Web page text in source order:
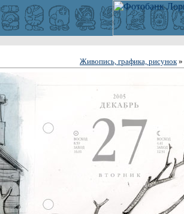
Живопись, графика, рисунок»